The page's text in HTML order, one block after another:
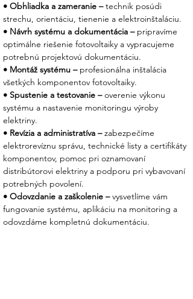
Menič je vybavený špičkovými ochrannými
prvkami pre maximálnu bezpečnosť
majetku:
Prepäťová ochrana a ochrana pred
bleskom (PV vstup).
Ochrana proti ostrovčekovému efektu
(Anti-islanding).
Ochrana proti prepólovaniu PV stringov
a skratu na výstupe.
Monitoring izolačného odporu a
zvyškového prúdu (RCMU).
Technické špecifikácie:
Parameter
Hodnota
Max. DC príkon
(fotovoltika)
6500 W
Menovitý AC výstupný
• Obhliadka a zameranie – technik posúdi
strechu, orientáciu, tienenie a elektroinštaláciu.
• Návrh systému a dokumentácia – pripravíme
optimálne riešenie fotovoltaiky a vypracujeme
potrebnú projektovú dokumentáciu.
• Montáž systému – profesionálna inštalácia
všetkých komponentov fotovoltaiky.
• Spustenie a testovanie – overenie výkonu
systému a nastavenie monitoringu výroby
elektriny.
• Revízia a administratíva – zabezpečíme
elektrorevíznu správu, technické listy a certifikáty
komponentov, pomoc pri oznamovaní
distribútorovi elektriny a podporu pri vybavovaní
potrebných povolení.
• Odovzdanie a zaškolenie – vysvetlíme vám
fungovanie systému, aplikáciu na monitoring a
odovzdáme kompletnú dokumentáciu.